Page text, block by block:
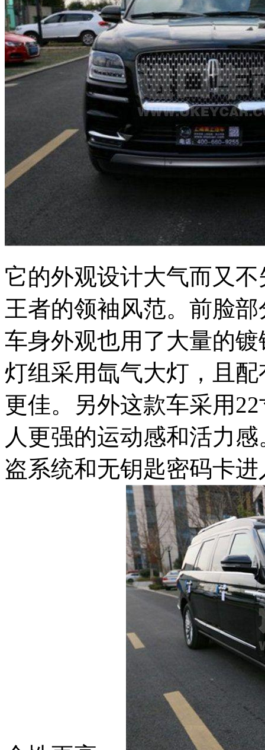
它的外观设计大气而又
王者的领袖风范。前脸
车身外观也用了大量的
灯组采用氙气大灯，且
更佳。另外这款车采用
人更强的运动感和活力
盗系统和无钥匙密码卡